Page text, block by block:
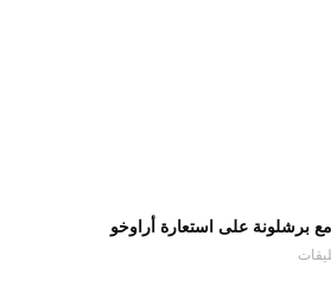
برشلونة على استعارة أراوخو